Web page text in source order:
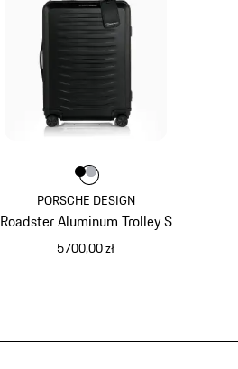
PORSCHE DESIGN
Roadster Aluminum Trolley S
5700,00 zł
Kolor
KolorKolor